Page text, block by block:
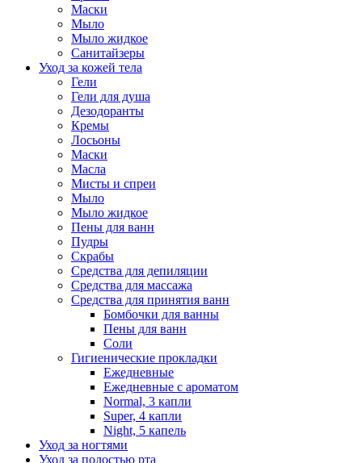
Маски
Мыло
Мыло жидкое
Санитайзеры
Уход за кожей тела
Гели
Гели для душа
Дезодоранты
Кремы
Лосьоны
Маски
Масла
Мисты и спреи
Мыло
Мыло жидкое
Пены для ванн
Пудры
Скрабы
Средства для депиляции
Средства для массажа
Средства для принятия ванн
Бомбочки для ванны
Пены для ванн
Соли
Гигиенические прокладки
Ежедневные
Ежедневные с ароматом
Normal, 3 капли
Super, 4 капли
Night, 5 капель
Уход за ногтями
Уход за полостью рта